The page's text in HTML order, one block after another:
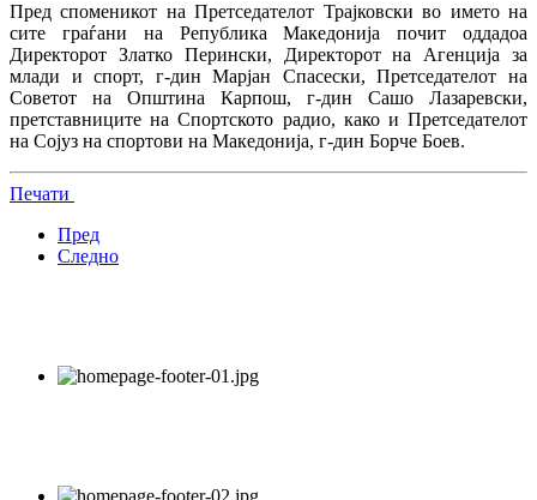
Пред споменикот на Претседателот Трајковски во името на
сите граѓани на Република Македонија почит оддадоа
Директорот Златко Перински, Директорот на Агенција за
млади и спорт, г-дин Марјан Спасески, Претседателот на
Советот на Општина Карпош, г-дин Сашо Лазаревски,
претставниците на Спортското радио, како и Претседателот
на Сојуз на спортови на Македонија, г-дин Борче Боев.
Печати
Пред
Следно